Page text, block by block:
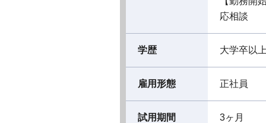
応相談
学歴 大学卒以上
雇用形態 正社員
試用期間 3ヶ月